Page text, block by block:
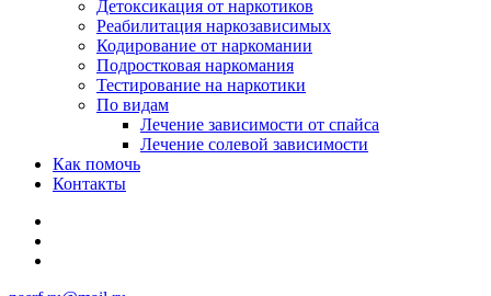
Детоксикация от наркотиков
Реабилитация наркозависимых
Кодирование от наркомании
Подростковая наркомания
Тестирование на наркотики
По видам
Лечение зависимости от спайса
Лечение солевой зависимости
Как помочь
Контакты